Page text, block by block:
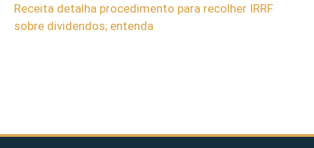
Receita detalha procedimento para recolher IRRF
sobre dividendos; entenda